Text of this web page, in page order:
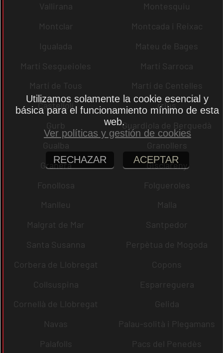
Vallirana
Montesquiu
Montclar
Montcada i Reixac
Igualada
Mateu de Bages
Martí Sesgueioles
Martí Sarroca
Martí de Tous
Martí de Centelles
Castellolí
rrius
Gurb
Guardiola de Berguedà
Gualba
Granollers
Granera
Gisclareny
Fonollosa
Folgueroles
Manlleu
Malla
Malgrat de Mar
Santpedor
Santa Susanna
Perpètua de Mogoda
Corbera de Llobregat
Copons
Collsuspina
Esparreguera
Cornellà de Llobregat
Gelida
Navas
Palau-solità i Plegamans
Palafolls
Pacs del Penedès
Utilizamos solamente la cookie esencial y
básica para el funcionamiento mínimo de esta
web.
Ver políticas y gestión de cookies
RECHAZAR ACEPTAR